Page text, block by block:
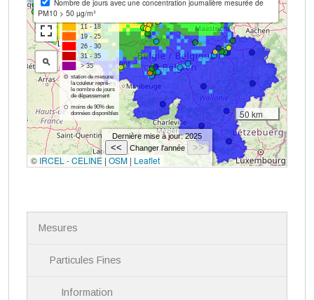
Mesures
Particules Fines
Information